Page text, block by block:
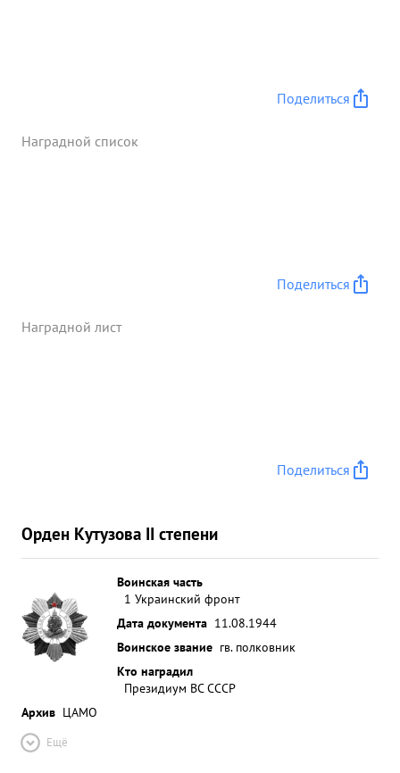
Поделиться
Наградной список
Поделиться
Наградной лист
Поделиться
Орден Кутузова II степени
Воинская часть
1 Украинский фронт
Дата документа 11.08.1944
Воинское звание гв. полковник
Кто наградил
Президиум ВС СССР
Архив ЦАМО
Ещё